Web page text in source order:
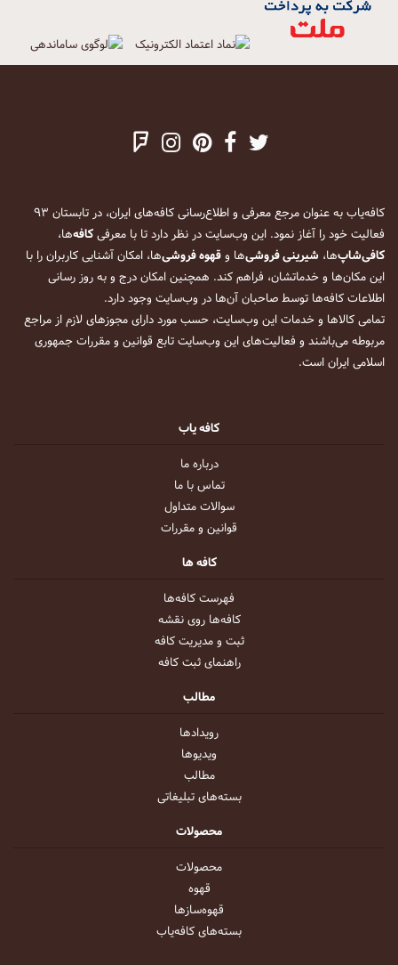
کافه‌یاب به عنوان مرجع معرفی و اطلاع‌رسانی کافه‌های ایران، در تابستان ۹۳
فعالیت خود را آغاز نمود. این وب‌سایت در نظر دارد تا با معرفیکافه‌ها،
کافی‌شاپ‌ها، شیرینی فروشی‌ها وقهوه فروشی‌ها، امکان آشنایی کاربران را با
این مکان‌ها و خدماتشان، فراهم کند. همچنین امکان درج و به روز رسانی
اطلاعات کافه‌ها توسط صاحبان آن‌ها در وب‌سایت وجود دارد.
تمامی کالاها و خدمات این وب‌سایت، حسب مورد دارای مجوزهای لازم از مراجع
مربوطه می‌باشند و فعالیت‌های این وب‌سایت تابع قوانین و مقررات جمهوری
اسلامی ایران است.
کافه یاب
درباره ما
تماس با ما
سوالات متداول
قوانین و مقررات
کافه ها
فهرست کافه‌ها
کافه‌ها روی نقشه
ثبت و مدیریت کافه
راهنمای ثبت کافه
مطالب
رویداد‌ها
ویدیو‌ها
مطالب
بسته‌های تبلیغاتی
محصولات
محصولات
قهوه
قهوه‌ساز‌ها
بسته‌های کافه‌یاب